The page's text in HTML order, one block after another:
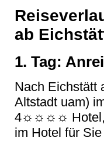
ab
1. Tag:
Nach Eichstätt
Altstadt uam)
4☼☼☼☼ Hotel,
im Hotel für